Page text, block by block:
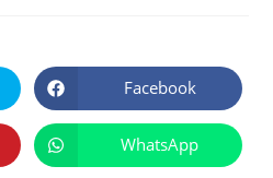
CE
CONTENU
Ouvrir
dans
une
autre
fenêtre
Facebook
Ouvrir
dans
WhatsApp